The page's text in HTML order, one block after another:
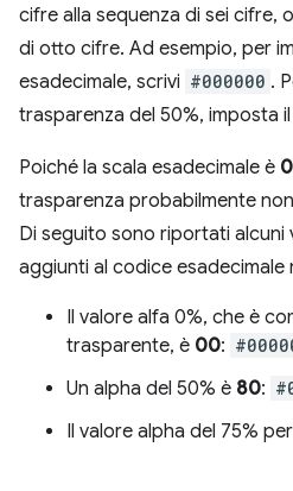
cifre alla sequenza di sei cifre,
di otto cifre. Ad esempio, per
esadecimale, scrivi #000000 .
trasparenza del 50%, imposta
Poiché la scala esadecimale è
trasparenza probabilmente
Di seguito sono riportati alcuni
aggiunti al codice esadecimale
Il valore alfa 0%, che è
trasparente, è 00:
Un alpha del 50% è 80:
Il valore alpha del 75% per